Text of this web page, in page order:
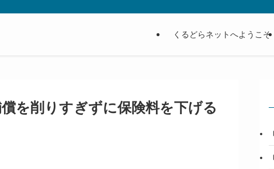
くるどらネットへようこそ
を削りすぎずに保険料を下げる